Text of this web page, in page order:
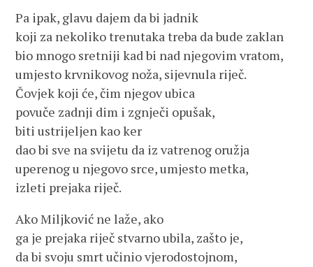
Pa ipak, glavu dajem da bi jadnik
koji za nekoliko trenutaka treba da bude zaklan
bio mnogo sretniji kad bi nad njegovim vratom,
umjesto krvnikovog noža, sijevnula riječ.
Čovjek koji će, čim njegov ubica
povuče zadnji dim i zgnječi opušak,
biti ustrijeljen kao ker
dao bi sve na svijetu da iz vatrenog oružja
uperenog u njegovo srce, umjesto metka,
izleti prejaka riječ.
Ako Miljković ne laže, ako
ga je prejaka riječ stvarno ubila, zašto je,
da bi svoju smrt učinio vjerodostojnom,